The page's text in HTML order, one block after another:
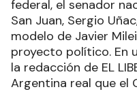
federal, el senador
San Juan, Sergio
modelo de Javier
proyecto político. En
la redacción de EL
Argentina real que el